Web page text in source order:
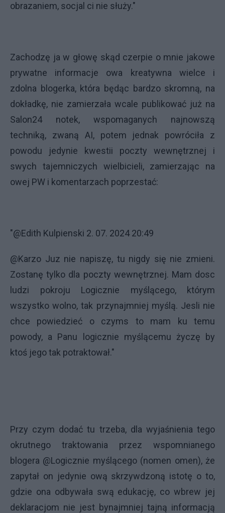
obrazaniem, socjal ci nie służy."
Zachodzę ja w głowę skąd czerpie o mnie jakowe
prywatne informacje owa kreatywna wielce i
zdolna blogerka, która będąc bardzo skromną, na
dokładkę, nie zamierzała wcale publikować już na
Salon24 notek, wspomaganych najnowszą
techniką, zwaną AI, potem jednak powróciła z
powodu jedynie kwestii poczty wewnętrznej i
swych tajemniczych wielbicieli, zamierzając na
owej PW i komentarzach poprzestać:
"@Edith Kulpienski 2. 07. 2024 20:49
@Karzo Juz nie napiszę, tu nigdy się nie zmieni.
Zostanę tylko dla poczty wewnętrznej. Mam dosc
ludzi pokroju Logicznie myślącego, którym
wszystko wolno, tak przynajmniej myślą. Jesli nie
chce powiedzieć o czyms to mam ku temu
powody, a Panu logicznie myślącemu życzę by
ktoś jego tak potraktował."
Przy czym dodać tu trzeba, dla wyjaśnienia tego
okrutnego traktowania przez wspomnianego
blogera @Logicznie myślącego (nomen omen), że
zapytał on jedynie ową skrzywdzoną istotę o to,
gdzie ona odbywała swą edukację, co wbrew jej
deklaracjom nie jest bynajmniej tajną informacją